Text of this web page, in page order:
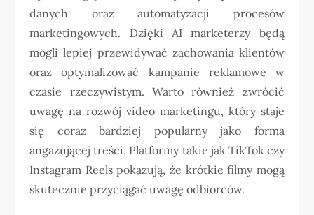
danych oraz automatyzacji procesów
marketingowych. Dzięki AI marketerzy będą
mogli lepiej przewidywać zachowania klientów
oraz optymalizować kampanie reklamowe w
czasie rzeczywistym. Warto również zwrócić
uwagę na rozwój video marketingu, który staje
się coraz bardziej popularny jako forma
angażującej treści. Platformy takie jak TikTok czy
Instagram Reels pokazują, że krótkie filmy mogą
skutecznie przyciągać uwagę odbiorców.